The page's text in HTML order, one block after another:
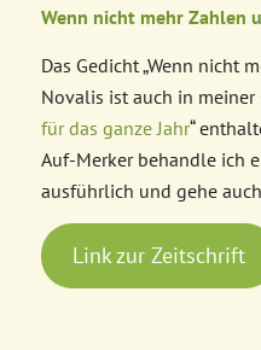
Wenn nicht mehr Zahlen
Das Gedicht „Wenn nicht
Novalis ist auch in meiner
für das ganze Jahr“
Auf-Merker behandle ich
ausführlich und gehe
Link zur Zeitschrift